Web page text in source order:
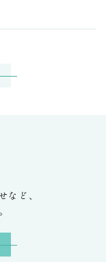
など、